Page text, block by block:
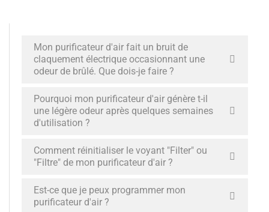
Mon purificateur d'air fait un bruit de
claquement électrique occasionnant une
odeur de brûlé. Que dois-je faire ?
Pourquoi mon purificateur d'air génère t-il
une légère odeur après quelques semaines
d'utilisation ?
Comment réinitialiser le voyant "Filter" ou
"Filtre" de mon purificateur d'air ?
Est-ce que je peux programmer mon
purificateur d'air ?